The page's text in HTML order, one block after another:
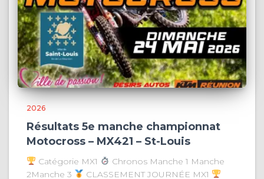
2026
Résultats 5e manche championnat
Motocross – MX421 – St-Louis
Catégorie MX1
Chronos Manche 1 Manche
2Manche 3
CLASSEMENT JOURNÉE MX1